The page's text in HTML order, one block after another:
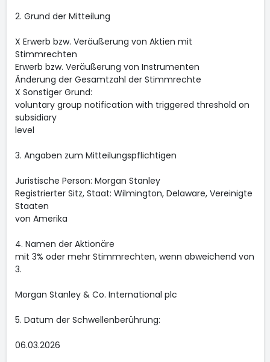
2. Grund der Mitteilung
X Erwerb bzw. Veräußerung von Aktien mit
Stimmrechten
Erwerb bzw. Veräußerung von Instrumenten
Änderung der Gesamtzahl der Stimmrechte
X Sonstiger Grund:
voluntary group notification with triggered threshold on
subsidiary
level
3. Angaben zum Mitteilungspflichtigen
Juristische Person: Morgan Stanley
Registrierter Sitz, Staat: Wilmington, Delaware, Vereinigte
Staaten
von Amerika
4. Namen der Aktionäre
mit 3% oder mehr Stimmrechten, wenn abweichend von
3.
Morgan Stanley & Co. International plc
5. Datum der Schwellenberührung:
06.03.2026